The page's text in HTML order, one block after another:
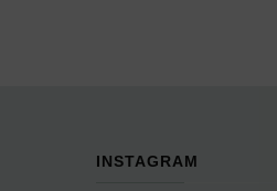
INSTAGRAM